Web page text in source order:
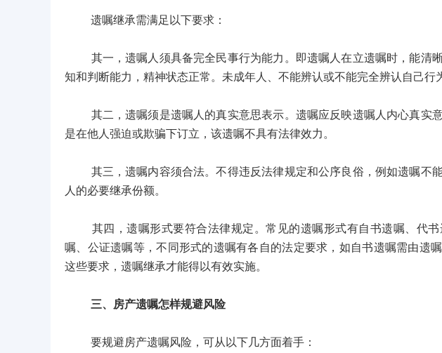
遗嘱继承需满足以下要求：
其一，遗嘱人须具备完全民事行为能力。即遗嘱人在立遗嘱时，能清晰
知和判断能力，精神状态正常。未成年人、不能辨认或不能完全辨认自己行
其二，遗嘱须是遗嘱人的真实意思表示。遗嘱应反映遗嘱人内心真实
是在他人强迫或欺骗下订立，该遗嘱不具有法律效力。
其三，遗嘱内容须合法。不得违反法律规定和公序良俗，例如遗嘱不
人的必要继承份额。
其四，遗嘱形式要符合法律规定。常见的遗嘱形式有自书遗嘱、代书
嘱、公证遗嘱等，不同形式的遗嘱有各自的法定要求，如自书遗嘱需由遗
这些要求，遗嘱继承才能得以有效实施。
三、房产遗嘱怎样规避风险
要规避房产遗嘱风险，可从以下几方面着手：